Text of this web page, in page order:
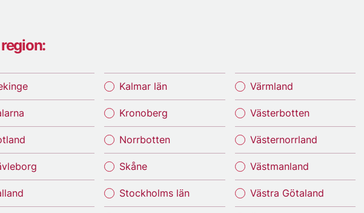
Kalmar län
Kronoberg
Norrbotten
Skåne
Stockholms län
Värmland
Västerbotten
Västernorrland
Västmanland
Västra Götaland